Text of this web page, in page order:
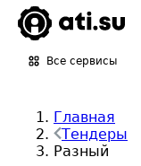
Все сервисы
Главная
Тендеры
Разный